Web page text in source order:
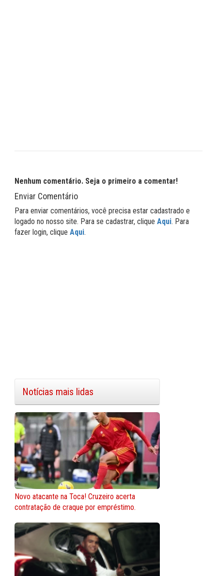
Nenhum comentário. Seja o primeiro a comentar!
Enviar Comentário
Para enviar comentários, você precisa estar cadastrado e
logado no nosso site. Para se cadastrar, clique Aqui. Para
fazer login, clique Aqui.
Notícias mais lidas
Novo atacante na Toca! Cruzeiro acerta
contratação de craque por empréstimo.